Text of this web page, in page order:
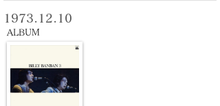
1973.12.10
ALBUM